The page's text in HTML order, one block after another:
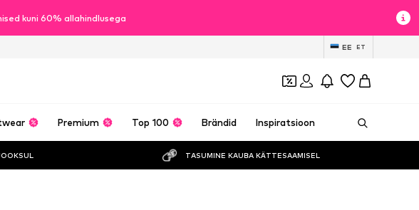
kuni 60% allahindlusega
EE ET
Premium Top 100 Brändid Inspiratsioon
TASUMINE KAUBA KÄTTESAAMISEL